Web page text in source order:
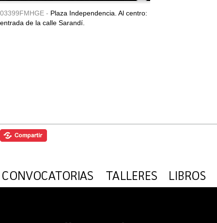
03399FMHGE - Plaza Independencia. Al centro:
entrada de la calle Sarandí.